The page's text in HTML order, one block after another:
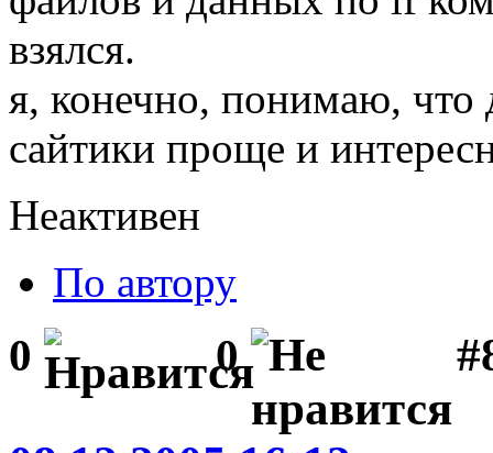
взялся.
я, конечно, понимаю, что
сайтики проще и
Неактивен
По автору
0 0